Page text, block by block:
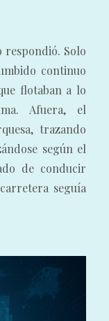
Solo
continuo
flotaban a lo
Afuera, el
trazando
según el
de conducir
seguía